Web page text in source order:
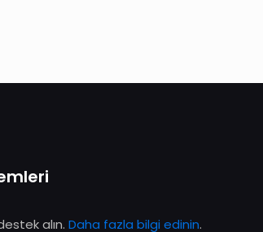
alın.Daha fazla bilgi edinin.